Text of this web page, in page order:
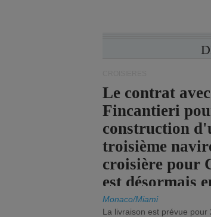
Le contrat avec
Fincantieri
construction
troisième
croisière pour
est désormais
vigueur.
Monaco/Miami
La livraison est prévue pour